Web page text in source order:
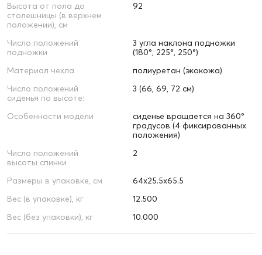
Высота от пола до
столешницы (в верхнем
положении), см
92
Число положений
подножки
3 угла наклона подножки
(180°, 225°, 250°)
Материал чехла
полиуретан (экокожа)
Число положений
сиденья по высоте:
3 (66, 69, 72 см)
Особенности модели
сиденье вращается на 360°
градусов (4 фиксированных
положения)
Число положений
высоты спинки
2
Размеры в упаковке, см
64х25.5х65.5
Вес (в упаковке), кг
12.500
Вес (без упаковки), кг
10.000